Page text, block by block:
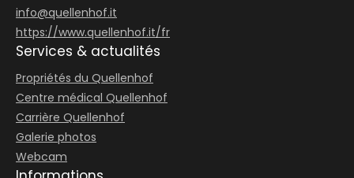
info@quellenhof.it
https://www.quellenhof.it/fr
Services & actualités
Propriétés du Quellenhof
Centre médical Quellenhof
Carrière Quellenhof
Galerie photos
Webcam